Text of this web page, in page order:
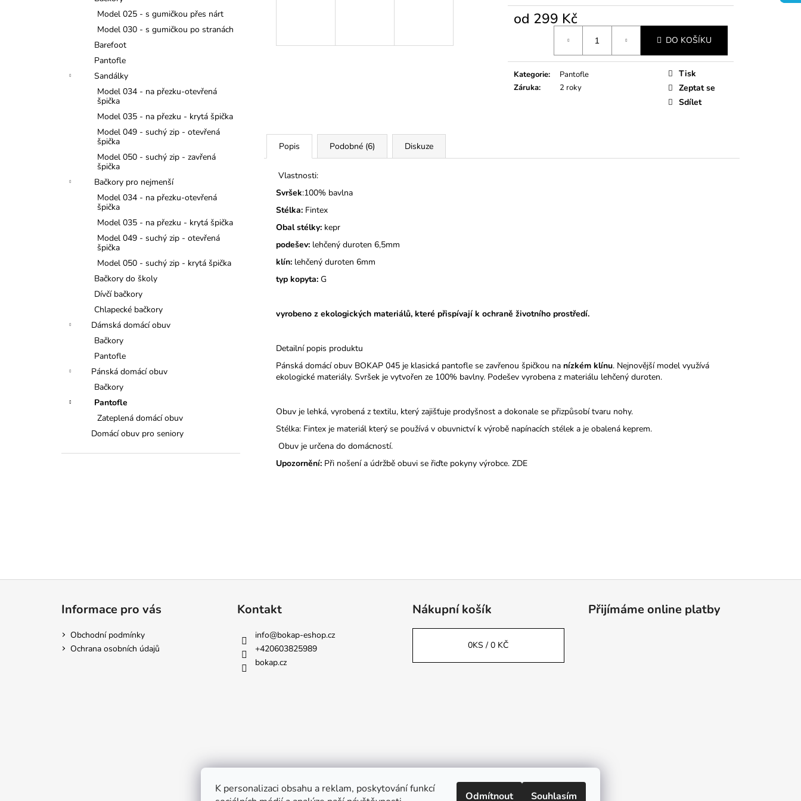
K personalizaci obsahu a reklam, poskytování funkcí
Odmítnout Souhlasím
Model 025 - s gumičkou přes nárt
Model 030 - s gumičkou po stranách
Barefoot
Pantofle
Sandálky
Model 034 - na přezku-otevřená
špička
Model 035 - na přezku - krytá špička
Model 049 - suchý zip - otevřená
špička
Model 050 - suchý zip - zavřená
špička
Bačkory pro nejmenší
Model 034 - na přezku-otevřená
špička
Model 035 - na přezku - krytá špička
Model 049 - suchý zip - otevřená
špička
Model 050 - suchý zip - krytá špička
Bačkory do školy
Dívčí bačkory
Chlapecké bačkory
Dámská domácí obuv
Bačkory
Pantofle
Pánská domácí obuv
Bačkory
Pantofle
Zateplená domácí obuv
Domácí obuv pro seniory
od 299 Kč
DO KOŠÍKU
Kategorie:
Pantofle
Záruka: 2 roky
Tisk
Zeptat se
Sdílet
Popis Podobné (6) Diskuze
Vlastnosti:
Svršek:100% bavlna
Stélka: Fintex
Obal stélky: kepr
podešev: lehčený duroten 6,5mm
klín: lehčený duroten 6mm
typ kopyta: G
vyrobeno z ekologických materiálů, které přispívají k ochraně životního prostředí.
Detailní popis produktu
Pánská domácí obuv BOKAP 045 je klasická pantofle se zavřenou špičkou na nízkém klínu. Nejnovější model využívá
ekologické materiály. Svršek je vytvořen ze 100% bavlny. Podešev vyrobena z materiálu lehčený duroten.
Obuv je lehká, vyrobená z textilu, který zajišťuje prodyšnost a dokonale se přizpůsobí tvaru nohy.
Stélka: Fintex je materiál který se používá v obuvnictví k výrobě napínacích stélek a je obalená keprem.
Obuv je určena do domácností.
Upozornění: Při nošení a údržbě obuvi se řiďte pokyny výrobce. ZDE
Informace pro vás
Obchodní podmínky
Ochrana osobních údajů
Kontakt
info@bokap-eshop.cz
+420603825989
bokap.cz
Nákupní košík
0KS /0 KČ
Přijímáme online platby
Napsali o nás